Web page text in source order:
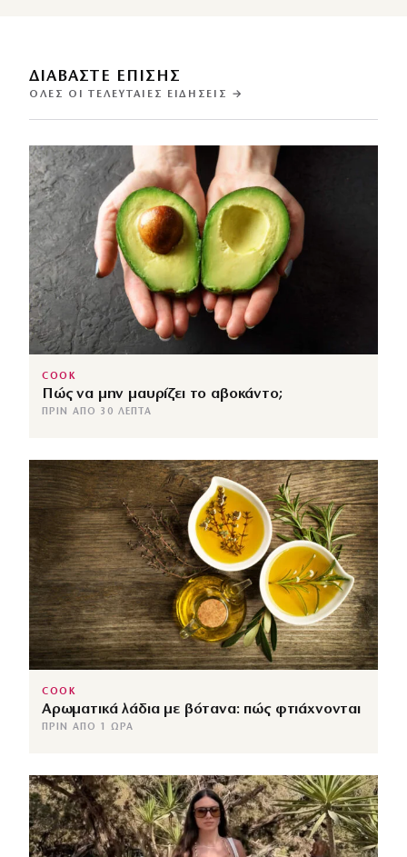
ΔΙΑΒΑΣΤΕ ΕΠΙΣΗΣ
ΌΛΕΣ ΟΙ ΤΕΛΕΥΤΑΊΕΣ ΕΙΔΉΣΕΙΣ →
COOK
Πώς να μην μαυρίζει το αβοκάντο;
ΠΡΙΝ ΑΠΌ 30 ΛΕΠΤΆ
COOK
Αρωματικά λάδια με βότανα: πώς φτιάχνονται
ΠΡΙΝ ΑΠΌ 1 ΏΡΑ